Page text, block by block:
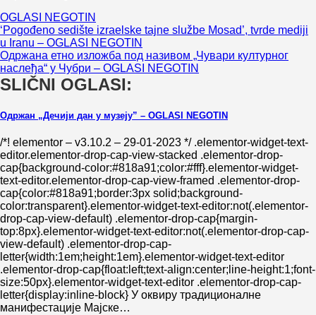
OGLASI NEGOTIN
Navigacija
članaka
‘Pogođeno sedište izraelske tajne službe Mosad’, tvrde mediji
u Iranu – OGLASI NEGOTIN
Одржана етно изложба под називом „Чувари културног
наслеђа“ у Чубри – OGLASI NEGOTIN
SLIČNI OGLASI:
Одржан „Дечији дан у музеју” – OGLASI NEGOTIN
/*! elementor – v3.10.2 – 29-01-2023 */ .elementor-widget-text-
editor.elementor-drop-cap-view-stacked .elementor-drop-
cap{background-color:#818a91;color:#fff}.elementor-widget-
text-editor.elementor-drop-cap-view-framed .elementor-drop-
cap{color:#818a91;border:3px solid;background-
color:transparent}.elementor-widget-text-editor:not(.elementor-
drop-cap-view-default) .elementor-drop-cap{margin-
top:8px}.elementor-widget-text-editor:not(.elementor-drop-cap-
view-default) .elementor-drop-cap-
letter{width:1em;height:1em}.elementor-widget-text-editor
.elementor-drop-cap{float:left;text-align:center;line-height:1;font-
size:50px}.elementor-widget-text-editor .elementor-drop-cap-
letter{display:inline-block} У оквиру традиционалне
манифестације Мајске…